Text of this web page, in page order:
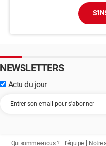
NEWSLETTERS
Actu du jour
Qui sommes-nous ? L'équipe Notre